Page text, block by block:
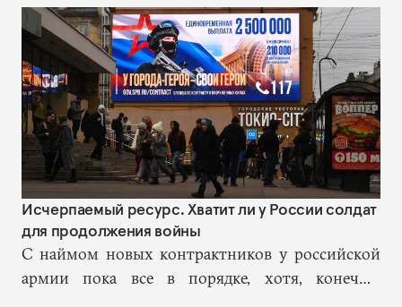
Исчерпаемый ресурс. Хватит ли у России солдат
для продолжения войны
С наймом новых контрактников у российской
армии пока все в порядке, хотя, конечно,